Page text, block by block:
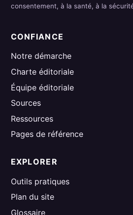
consentement, à la santé, à la
CONFIANCE
Notre démarche
Charte éditoriale
Équipe éditoriale
Sources
Ressources
Pages de référence
EXPLORER
Outils pratiques
Plan du site
Glossaire